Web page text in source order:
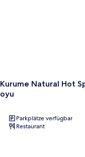
Natural Hot
Parkplätze verfügbar
Restaurant